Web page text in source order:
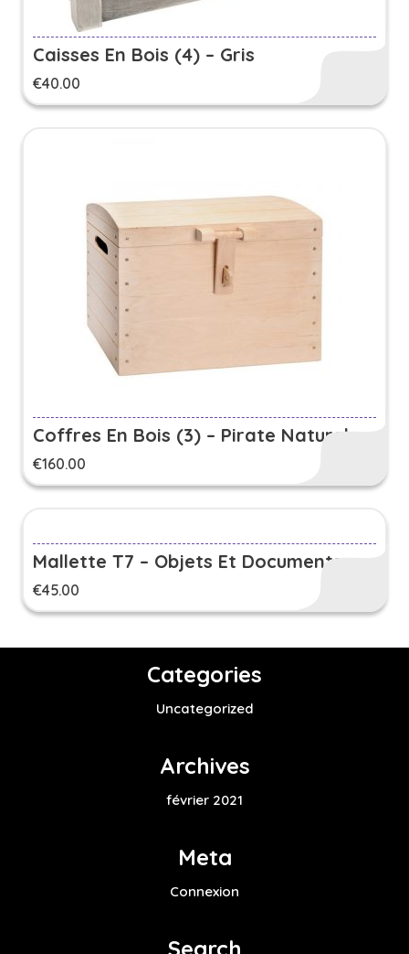
Caisses En Bois (4) – Gris
€40.00
Coffres En Bois (3) – Pirate Naturel
€160.00
Mallette T7 – Objets Et Documents
€45.00
Categories
Uncategorized
Archives
février 2021
Meta
Connexion
Search